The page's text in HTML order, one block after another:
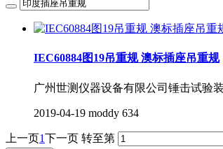
IEC60884图19吊重规 澳标插座吊重规
广州世测仪器设备有限公司锤击试验
2019-04-19 moddy 634
上一页1下一页 转至第